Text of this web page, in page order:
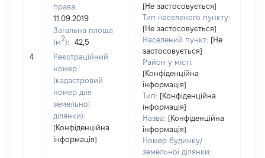
4
права:
11.09.2019
Загальна площа
(м2):
42,5
Реєстраційний
номер
(кадастровий
номер для
земельної
ділянки):
[Конфіденційна
інформація]
[Не застосовується]
Тип населеного пункту:
[Не застосовується]
Населений пункт: [Не
застосовується]
Район у місті:
[Конфіденційна
інформація]
Тип: [Конфіденційна
інформація]
Назва: [Конфіденційна
інформація]
Номер будинку/
земельної ділянки: